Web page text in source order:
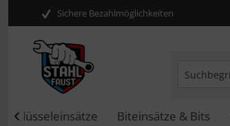
Sichere Bezahlmöglichkeiten
Biteinsätze & Bits
